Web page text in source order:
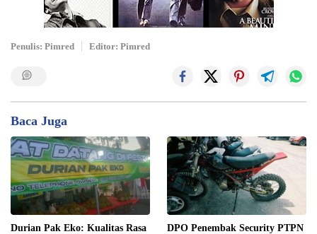
Penulis: Pimred Editor: Pimred
Baca Juga
Durian Pak Eko: Kualitas Rasa
DPO Penembak Security PTPN